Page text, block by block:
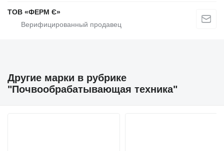
ТОВ «ФЕРМ Є»
Другие марки в рубрике
"Почвообрабатывающая техника"